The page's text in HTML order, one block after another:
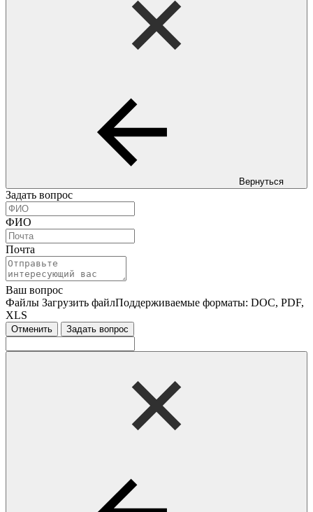
Вернуться
Задать вопрос
ФИО
Почта
Ваш вопрос
Файлы Загрузить файлПоддерживаемые форматы: DOC, PDF,
XLS
Отменить Задать вопрос